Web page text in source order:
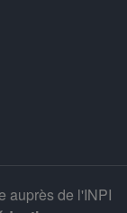
auprès de l'INPI